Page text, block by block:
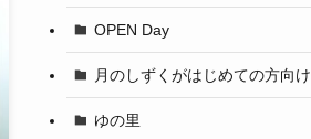
OPEN Day
月のしずくがはじめての方向け
ゆの里